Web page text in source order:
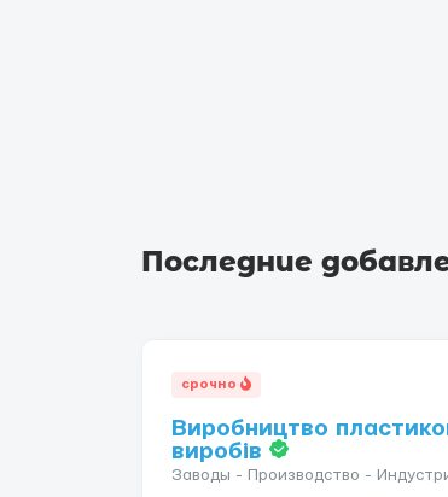
Последние
срочно
Виробництво
виробів
Заводы - Производство -